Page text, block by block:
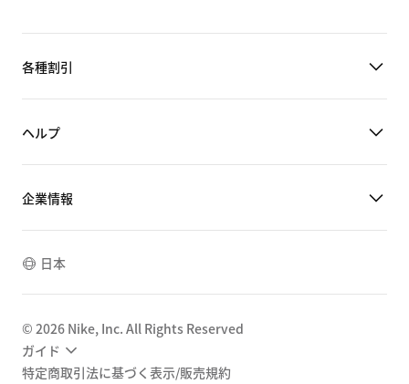
各種割引
ヘルプ
企業情報
日本
© 2026 Nike, Inc. All Rights Reserved
ガイド
特定商取引法に基づく表示/販売規約